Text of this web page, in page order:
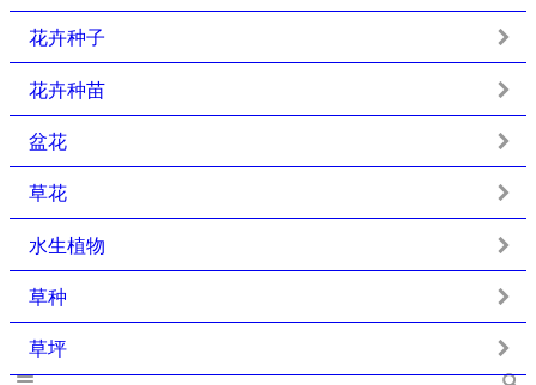
花卉种子
花卉种苗
盆花
草花
水生植物
草种
草坪